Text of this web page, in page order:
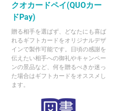
クオカードペイ(QUOカー
ドPay)
贈る相手を選ばず、どなたにも喜ば
れるギフトカードをオリジナルデザ
インで製作可能です。日頃の感謝を
伝えたい相手への御礼やキャンペー
ンの景品など、何を贈るべきか迷っ
た場合はギフトカードをオススメし
ます。